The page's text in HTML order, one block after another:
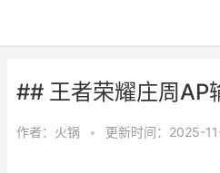
## 王者荣耀庄周AP
作者： 火锅 • 更新时间：2025-